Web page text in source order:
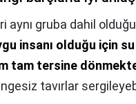
aynı gruba dahil olduğu
insanı olduğu için
tam tersine
tavırlar